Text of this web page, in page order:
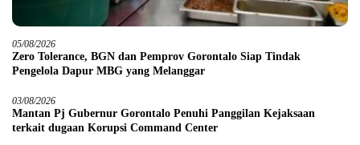
05/08/2026
Zero Tolerance, BGN dan Pemprov Gorontalo Siap Tindak
Pengelola Dapur MBG yang Melanggar
03/08/2026
Mantan Pj Gubernur Gorontalo Penuhi Panggilan Kejaksaan
terkait dugaan Korupsi Command Center